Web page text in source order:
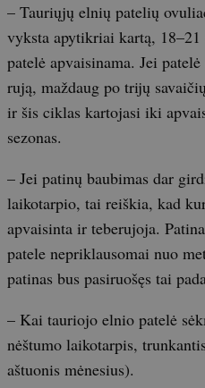
– Tauriųjų elnių patelių
vyksta apytikriai kartą,
patelė apvaisinama. Jei
rują, maždaug po trijų
ir šis ciklas kartojasi iki
sezonas.
– Jei patinų baubimas dar
laikotarpio, tai reiškia, kad
apvaisinta ir teberujoja.
patele nepriklausomai nuo
patinas bus pasiruošęs tai
– Kai tauriojo elnio patelė
nėštumo laikotarpis,
aštuonis mėnesius).